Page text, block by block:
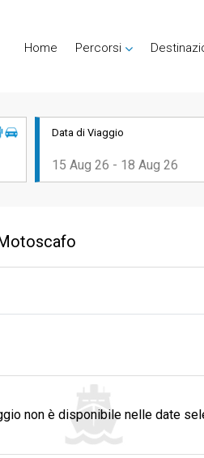
Home Percorsi
Data di Viaggio
non è disponibile nelle date